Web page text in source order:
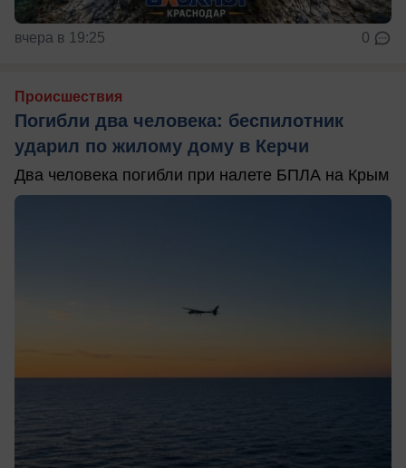
вчера в 19:25 0
Происшествия
Погибли два человека: беспилотник
ударил по жилому дому в Керчи
Два человека погибли при налете БПЛА на Крым